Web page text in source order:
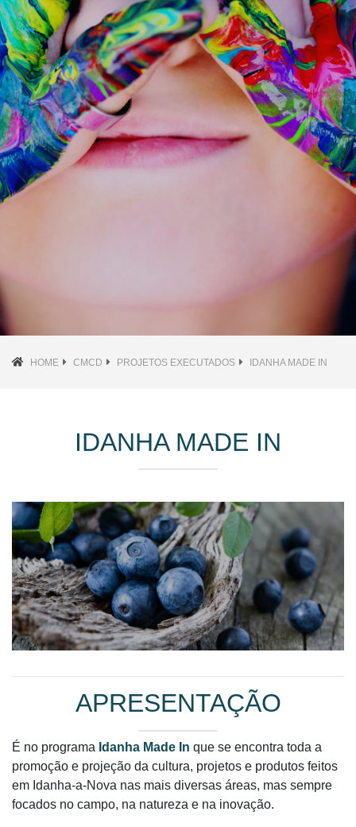
HOME CMCD PROJETOS EXECUTADOS IDANHA MADE IN
IDANHA MADE IN
APRESENTAÇÃO
É no programa Idanha Made In que se encontra toda a
promoção e projeção da cultura, projetos e produtos feitos
em Idanha-a-Nova nas mais diversas áreas, mas sempre
focados no campo, na natureza e na inovação.